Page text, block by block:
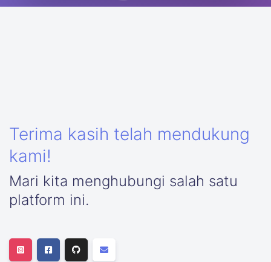
Terima kasih telah mendukung
kami!
Mari kita menghubungi salah satu
platform ini.